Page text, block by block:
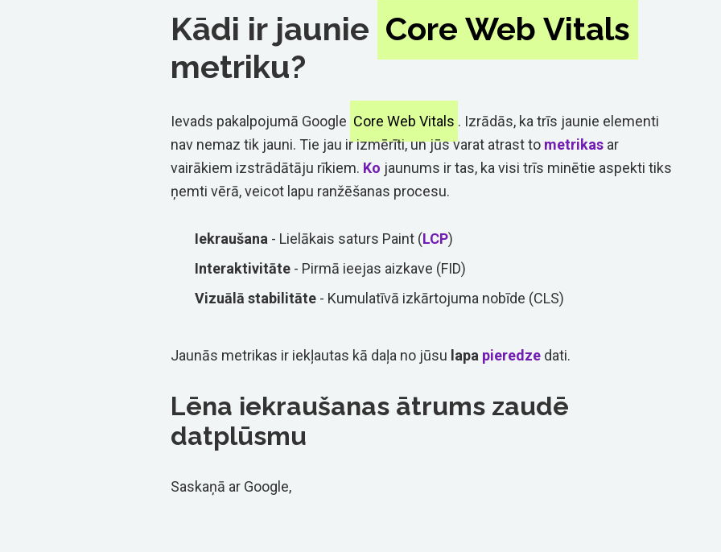
Kādi ir jaunie Core Web Vitals
metriku?
Ievads pakalpojumā Google Core Web Vitals . Izrādās, ka trīs jaunie elementi
nav nemaz tik jauni. Tie jau ir izmērīti, un jūs varat atrast to metrikas ar
vairākiem izstrādātāju rīkiem. Ko jaunums ir tas, ka visi trīs minētie aspekti tiks
ņemti vērā, veicot lapu ranžēšanas procesu.
Iekraušana - Lielākais saturs Paint (LCP)
Interaktivitāte - Pirmā ieejas aizkave (FID)
Vizuālā stabilitāte - Kumulatīvā izkārtojuma nobīde (CLS)
Jaunās metrikas ir iekļautas kā daļa no jūsu lapa pieredze dati.
Lēna iekraušanas ātrums zaudē
datplūsmu
Saskaņā ar Google,